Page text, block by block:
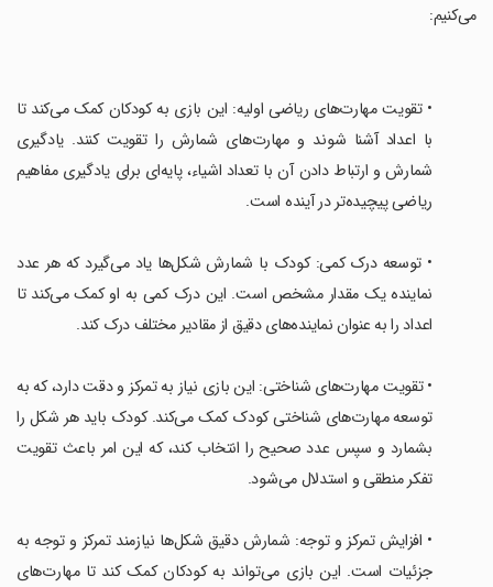
می‌کنیم:
• تقویت مهارت‌های ریاضی اولیه: این بازی به کودکان کمک می‌کند تا
با اعداد آشنا شوند و مهارت‌های شمارش را تقویت کنند. یادگیری
شمارش و ارتباط دادن آن با تعداد اشیاء، پایه‌ای برای یادگیری مفاهیم
ریاضی پیچیده‌تر در آینده است.
‏• توسعه درک کمی: کودک با شمارش شکل‌ها یاد می‌گیرد که هر عدد
نماینده یک مقدار مشخص است. این درک کمی به او کمک می‌کند تا
اعداد را به عنوان نماینده‌های دقیق از مقادیر مختلف درک کند.
‏• تقویت مهارت‌های شناختی: این بازی نیاز به تمرکز و دقت دارد، که به
توسعه مهارت‌های شناختی کودک کمک می‌کند. کودک باید هر شکل را
بشمارد و سپس عدد صحیح را انتخاب کند، که این امر باعث تقویت
تفکر منطقی و استدلال می‌شود.
‏• افزایش تمرکز و توجه: شمارش دقیق شکل‌ها نیازمند تمرکز و توجه به
جزئیات است. این بازی می‌تواند به کودکان کمک کند تا مهارت‌های